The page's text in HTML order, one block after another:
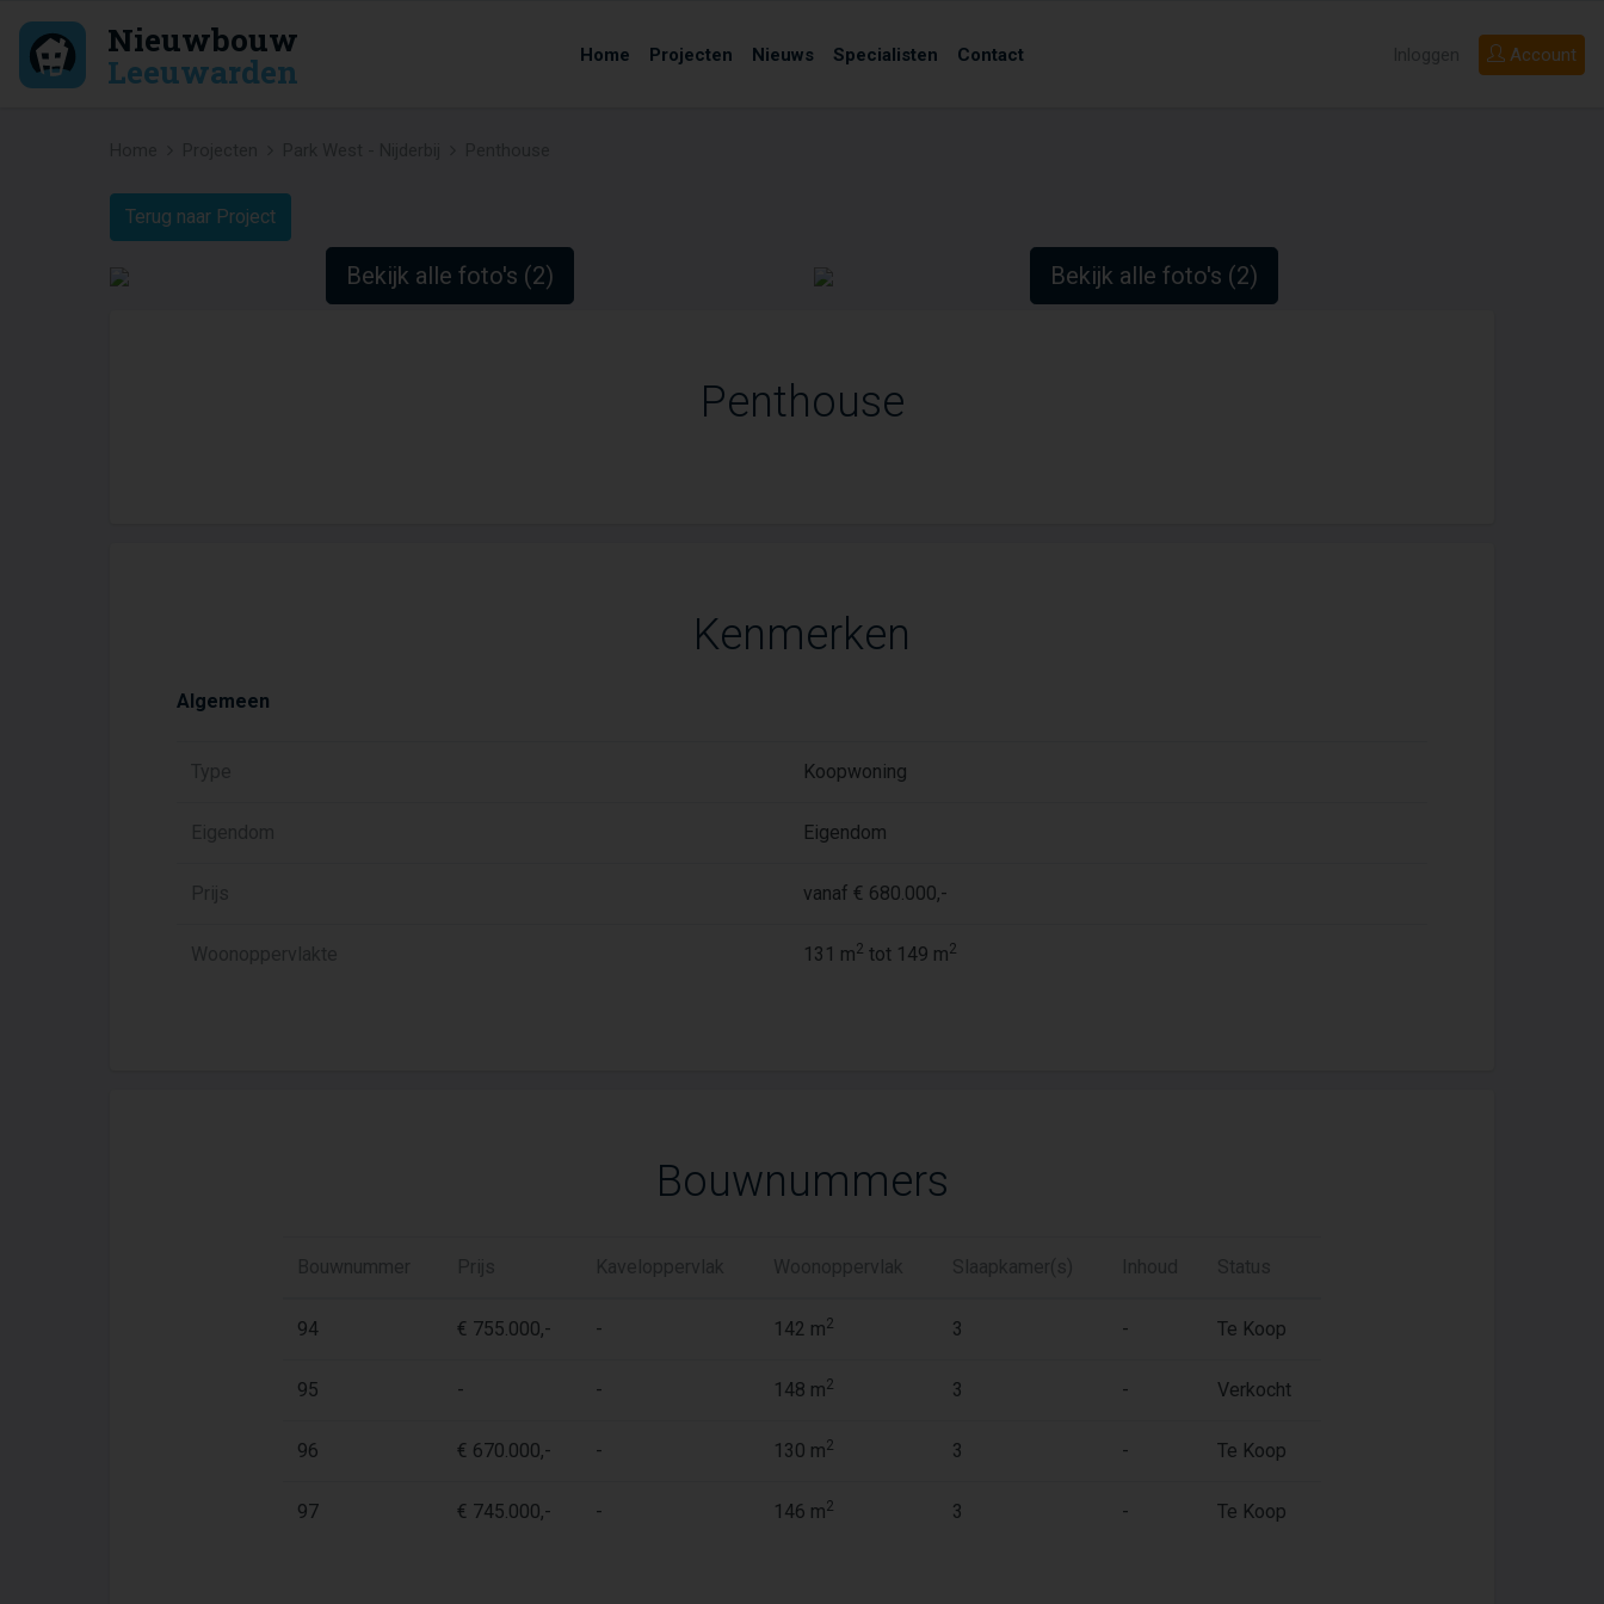
Nieuwbouw
Leeuwarden Home Projecten Nieuws Specialisten Contact Account
Inloggen
Terug naar Project
Bekijk alle foto's (2) Bekijk alle foto's (2)
Penthouse
Kenmerken
Algemeen
Type Koopwoning
Eigendom Eigendom
Prijs vanaf € 680.000,-
Woonoppervlakte 131 m2 tot 149 m2
Bouwnummers
Bouwnummer Prijs Kaveloppervlak Woonoppervlak Slaapkamer(s) Inhoud Status
94 € 755.000,- - 142 m2 3 - Te Koop
95 - - 148 m2 3 - Verkocht
96 € 670.000,- - 130 m2 3 - Te Koop
97 € 745.000,- - 146 m2 3 - Te Koop